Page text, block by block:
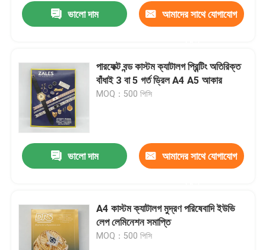
আমাদের সম্পর্কে
যোগাযোগ করুন
খবর
উদ্ধৃতির জন্য আবেদন
কফি টেবিল বই মুদ্রণ
ট্যারোট কার্ড মুদ্রণ
ভালো দাম আমাদের সাথে যোগাযোগ
পারফেক্ট বন্ড কাস্টম ক্যাটালগ প্রিন্টিং অতিরিক্ত
বাঁধাই 3 বা 5 গর্ত ড্রিল A4 A5 আকার
MOQ：500 পিসি
ভালো দাম আমাদের সাথে যোগাযোগ
A4 কাস্টম ক্যাটালগ মুদ্রণ পরিষেবাদি ইউভি
লেপ লেমিনেশন সমাপ্তি
MOQ：500 পিসি